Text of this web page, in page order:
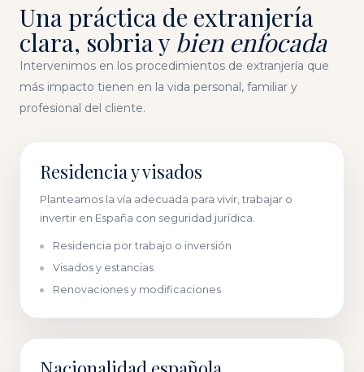
Una práctica de extranjería
clara, sobria y bien enfocada
Intervenimos en los procedimientos de extranjería que
más impacto tienen en la vida personal, familiar y
profesional del cliente.
Residencia y visados
Planteamos la vía adecuada para vivir, trabajar o
invertir en España con seguridad jurídica.
Residencia por trabajo o inversión
Visados y estancias
Renovaciones y modificaciones